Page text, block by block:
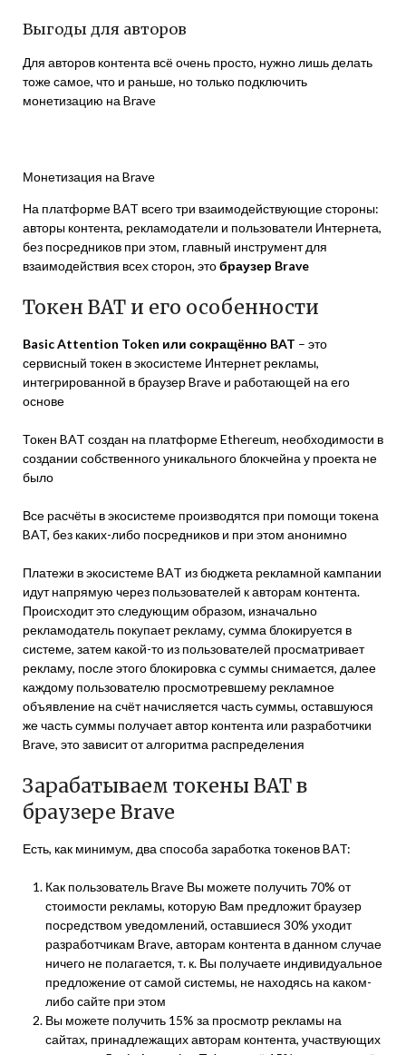
Выгоды для авторов
Для авторов контента всё очень просто, нужно лишь делать
тоже самое, что и раньше, но только подключить
монетизацию на Brave
Монетизация на Brave
На платформе BAT всего три взаимодействующие стороны:
авторы контента, рекламодатели и пользователи Интернета,
без посредников при этом, главный инструмент для
взаимодействия всех сторон, этобраузер Brave
Токен BAT и его особенности
Basic Attention Token или сокращённо BAT – это
сервисный токен в экосистеме Интернет рекламы,
интегрированной в браузер Brave и работающей на его
основе
Токен BAT создан на платформе Ethereum, необходимости в
создании собственного уникального блокчейна у проекта не
было
Все расчёты в экосистеме производятся при помощи токена
BAT, без каких-либо посредников и при этом анонимно
Платежи в экосистеме BAT из бюджета рекламной кампании
идут напрямую через пользователей к авторам контента.
Происходит это следующим образом, изначально
рекламодатель покупает рекламу, сумма блокируется в
системе, затем какой-то из пользователей просматривает
рекламу, после этого блокировка с суммы снимается, далее
каждому пользователю просмотревшему рекламное
объявление на счёт начисляется часть суммы, оставшуюся
же часть суммы получает автор контента или разработчики
Brave, это зависит от алгоритма распределения
Зарабатываем токены BAT в
браузере Brave
Есть, как минимум, два способа заработка токенов BAT:
Как пользователь Brave Вы можете получить 70% от
стоимости рекламы, которую Вам предложит браузер
посредством уведомлений, оставшиеся 30% уходит
разработчикам Brave, авторам контента в данном случае
ничего не полагается, т. к. Вы получаете индивидуальное
предложение от самой системы, не находясь на каком-
либо сайте при этом
Вы можете получить 15% за просмотр рекламы на
сайтах, принадлежащих авторам контента, участвующих